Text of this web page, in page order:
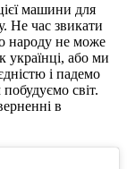
машини для
Не час звикати
народу не може
українці, або ми
і падемо
світ.
в